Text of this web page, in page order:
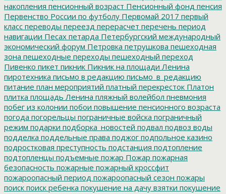
накопления пенсионный возраст Пенсионный фонд пенсия
Первенство России по футболу Первомай 2017 первый
класс переводы переезд перерасчет перечень период
навигации Песах петарда Петербургский международный
экономический форум Петровка петрушкова пешеходная
зона пешеходные переходы пешеходный переход
Пивенко пикет пикник Пикник на площади Ленина
пиротехника письмо в редакцию письмо_в_редакцию
питание план мероприятий платный перекресток Платон
плитка площадь Ленина пляжный волейбол пневмония
побег из колонии побои повышение пенсионного возраста
погода погорельцы пограничные войска пограничный
режим подарки подборка_новостей подвал подвоз воды
подделка поддельные права поджог подпольное казино
подростковая преступность подстанция подтопление
подтопленцы подъемные пожар Пожар пожарная
безопасность пожарные пожарный кроссфит
пожароопасный период пожароопасный сезон пожары
поиск поиск ребенка покушение на дачу взятки покушение